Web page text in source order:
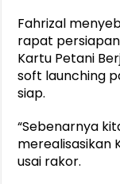
Fahrizal
rapat
Kartu Petani
soft launching
siap.
“Sebenarnya
merealisasikan
usai rakor.